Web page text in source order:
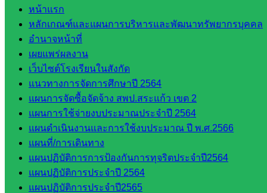
หน้าแรก
หลักเกณฑ์และแผนการบริหารและพัฒนาทรัพยากรบุคคล
อำนาจหน้าที่
เผยแพร่ผลงาน
เว็บไซต์โรงเรียนในสังกัด
แนวทางการจัดการศึกษาปี 2564
แผนการจัดซื้อจัดจ้าง สพป.สระแก้ว เขต 2
แผนการใช้จ่ายงบประมาณประจำปี 2564
แผนดำเนินงานและการใช้งบประมาณ ปี พ.ศ.2566
แผนที่/การเดินทาง
แผนปฏิบัติการการป้องกันการทุจริตประจำปี2564
แผนปฏิบัติการประจำปี 2564
แผนปฏิบัติการประจำปี2565
เว็บไซต์
อ.ค.ก.ศ.เขต
พื้นที่การ
ศึกษา
ดาวน์โหลด
เอกสาร
กลุ่
มอำนวย
การ
กลุ่ม